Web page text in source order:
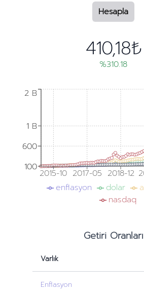
Hesapla
410,18₺
%310.18
2015-10 2017-05 2018-12
100
600
1 B
2 B
100
600
1 B
2 B
enflasyon dolar
nasdaq
Getiri Oranları
Varlık
Enflasyon